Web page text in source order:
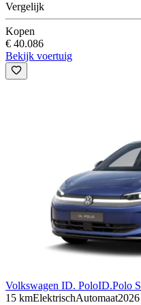
Vergelijk
Kopen
€ 40.086
Bekijk voertuig
Volkswagen ID. PoloID.Polo
15 kmElektrischAutomaat2026